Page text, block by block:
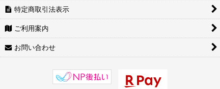
特定商取引法表示
ご利用案内
お問い合わせ